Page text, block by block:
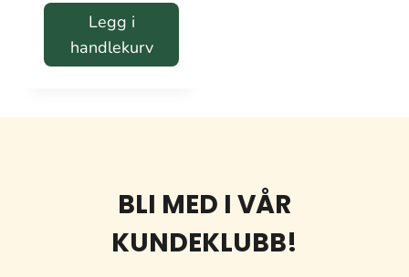
Legg i
handlekurv
BLI MED I VÅR
KUNDEKLUBB!